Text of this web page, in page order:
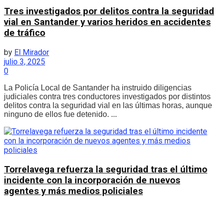
Tres investigados por delitos contra la seguridad
vial en Santander y varios heridos en accidentes
de tráfico
by El Mirador
julio 3, 2025
0
La Policía Local de Santander ha instruido diligencias
judiciales contra tres conductores investigados por distintos
delitos contra la seguridad vial en las últimas horas, aunque
ninguno de ellos fue detenido. ...
Torrelavega refuerza la seguridad tras el último
incidente con la incorporación de nuevos
agentes y más medios policiales